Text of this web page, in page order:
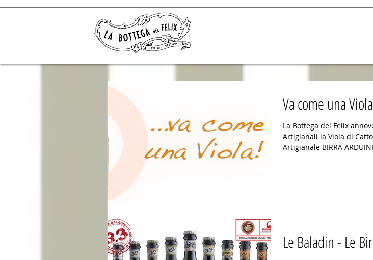
La Bottega del Felix -
Gastronomia,Piadine,Hamburgers,Milano Marittima
Va come una
La Bottega del Felix
Artigianali la Viola di
Artigianale BIRRA
Le Baladin - Le